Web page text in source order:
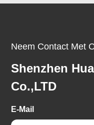
Neem Contact Met
Shenzhen
Co.,LTD
E-Mail